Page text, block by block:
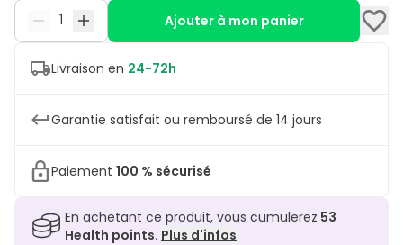
Ajouter à mon panier
Livraison en 24-72h
Garantie satisfait ou remboursé de 14 jours
Paiement 100 % sécurisé
En achetant ce produit, vous cumulerez 53
Health points. Plus d'infos